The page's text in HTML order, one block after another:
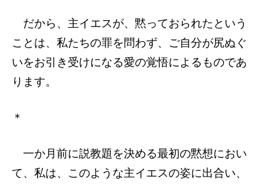
だから、主イエスが、黙っておられたという
ことは、私たちの罪を問わず、ご自分が尻ぬぐ
いをお引き受けになる愛の覚悟によるものであ
ります。
＊
一か月前に説教題を決める最初の黙想におい
て、私は、このような主イエスの姿に出合い、